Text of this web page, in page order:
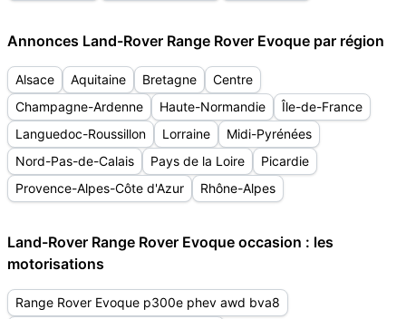
Annonces Land-Rover Range Rover Evoque par région
Alsace Aquitaine Bretagne
Centre
Champagne-Ardenne
Haute-Normandie
Île-de-France
Languedoc-Roussillon
Lorraine
Midi-Pyrénées
Nord-Pas-de-Calais
Pays de la Loire
Picardie
Provence-Alpes-Côte d'Azur
Rhône-Alpes
Land-Rover Range Rover Evoque occasion : les
motorisations
Range Rover Evoque p300e phev awd bva8